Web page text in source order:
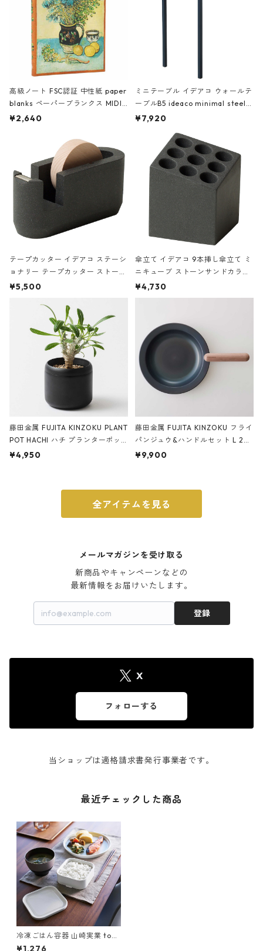
高級ノート FSC認証 中性紙 paper
blanks ペーパーブランクス MIDI
ハードカバー 罫線 ヴァン・ゴッホ
¥2,640
ミニテーブル イデアコ ウォールテ
ーブルB5 ideaco minimal steel f
urniture WALL Table B5 ネイビー
¥7,920
テープカッター イデアコ ステーシ
ョナリー テープカッター ストーン
サンドカラー 石調 ideaco Station
¥5,500
傘立て イデアコ 9本挿し傘立て ミ
ニキューブ ストーンサンドカラー
石調 ideaco Umbrella Stand CUB
E ストーンサンドブラック
¥4,730
藤田金属 FUJITA KINZOKU PLANT
POT HACHI ハチ プランターポッ
ト 3号 ブラック
¥4,950
藤田金属 FUJITA KINZOKU フライ
パンジュウ&ハンドルセット L 24c
m ガス火・IH対応 鉄フライパン
¥9,900
全アイテムを見る
メールマガジンを受け取る
新商品やキャンペーンなどの
最新情報をお届けいたします。
登録
X
フォローする
当ショップは適格請求書発行事業者です。
最近チェックした商品
冷凍ごはん容器 山崎実業 tow
er タワー 温まりやすい立つ冷
¥1,276